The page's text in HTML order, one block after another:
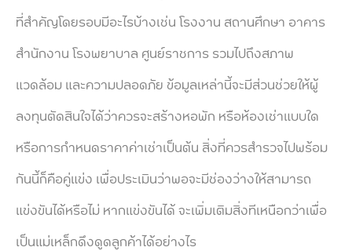
ที่สำคัญโดยรอบมีอะไรบ้างเช่น โรงงาน สถานศึกษา อาคาร
สำนักงาน โรงพยาบาล ศูนย์ราชการ รวมไปถึงสภาพ
แวดล้อม และความปลอดภัย ข้อมูลเหล่านี้จะมีส่วนช่วยให้ผู้
ลงทุนตัดสินใจได้ว่าควรจะสร้างหอพัก หรือห้องเช่าแบบใด
หรือการกำหนดราคาค่าเช่าเป็นต้น สิ่งที่ควรสำรวจไปพร้อม
กันนี้ก็คือคู่แข่ง เพื่อประเมินว่าพอจะมีช่องว่างให้สามารถ
แข่งขันได้หรือไม่ หากแข่งขันได้ จะเพิ่มเติมสิ่งทีเหนือกว่าเพื่อ
เป็นแม่เหล็กดึงดูดลูกค้าได้อย่างไร